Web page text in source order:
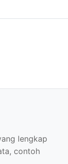
lengkap
contoh